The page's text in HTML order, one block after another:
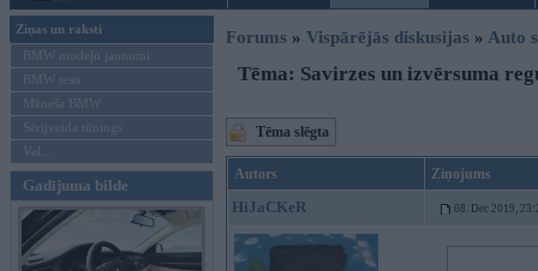
Ziņas un raksti
BMW modeļu jaunumi
BMW testi
Mēneša BMW
Sērijveida tūnings
Vel...
Gadījuma bilde
Forums » Vispārējās diskusijas » Auto
Tēma: Savirzes un izvērsuma
Tēma slēgta
Autors Ziņojums
HiJaCKeR 08. Dec 2019,